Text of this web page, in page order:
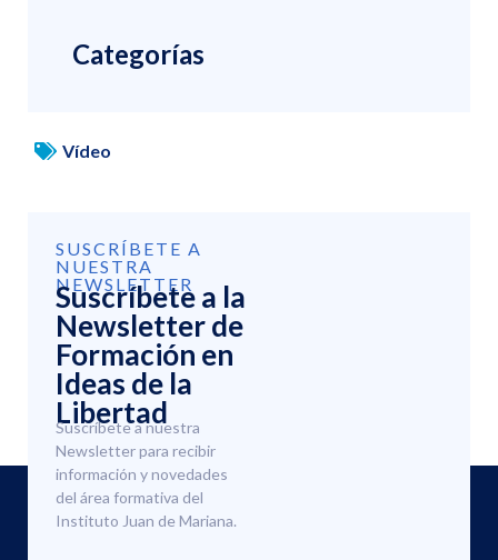
Categorías
Vídeo
SUSCRÍBETE A
NUESTRA
NEWSLETTER
Suscríbete a la
Newsletter de
Formación en
Ideas de la
Libertad
Suscríbete a nuestra
Newsletter para recibir
información y novedades
del área formativa del
Instituto Juan de Mariana.